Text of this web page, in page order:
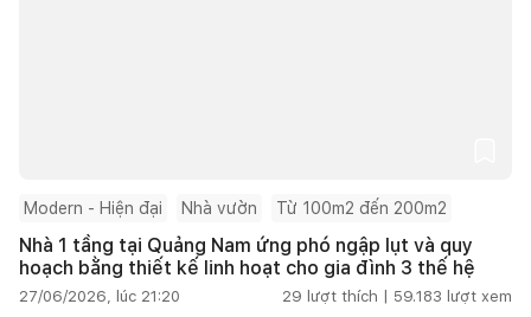
Modern - Hiện đại Nhà vườn Từ 100m2 đến 200m2
Nhà 1 tầng tại Quảng Nam ứng phó ngập lụt và quy
hoạch bằng thiết kế linh hoạt cho gia đình 3 thế hệ
27/06/2026, lúc 21:20 29 lượt thích | 59.183 lượt xem